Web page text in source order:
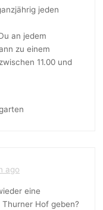
jeden
an jedem
zu einem
11.00 und
ago
eine
Hof geben?